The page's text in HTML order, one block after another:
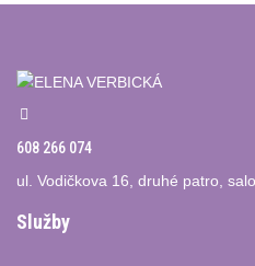
608 266 074
ul. Vodičkova 16, druhé patro,
Služby